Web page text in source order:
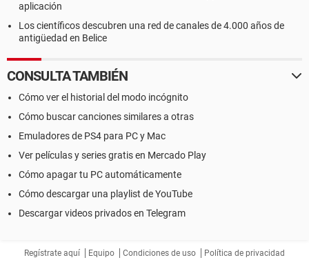
aplicación
Los científicos descubren una red de canales de 4.000 años de
antigüedad en Belice
CONSULTA TAMBIÉN
Cómo ver el historial del modo incógnito
Cómo buscar canciones similares a otras
Emuladores de PS4 para PC y Mac
Ver películas y series gratis en Mercado Play
Cómo apagar tu PC automáticamente
Cómo descargar una playlist de YouTube
Descargar videos privados en Telegram
Regístrate aquí Equipo Condiciones de uso Política de privacidad